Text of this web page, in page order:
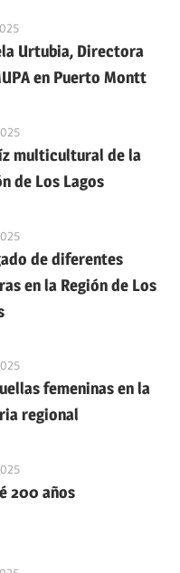
Urtubia, Directora
en Puerto Montt
multicultural de la
de Los Lagos
de diferentes
en la Región de Los
femeninas en la
regional
200 años